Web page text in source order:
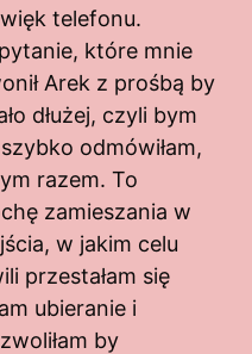
telefonu.
pytanie, które mnie
Arek z prośbą by
dłużej, czyli bym
odmówiłam,
razem. To
zamieszania w
w jakim celu
przestałam się
ubieranie i
by